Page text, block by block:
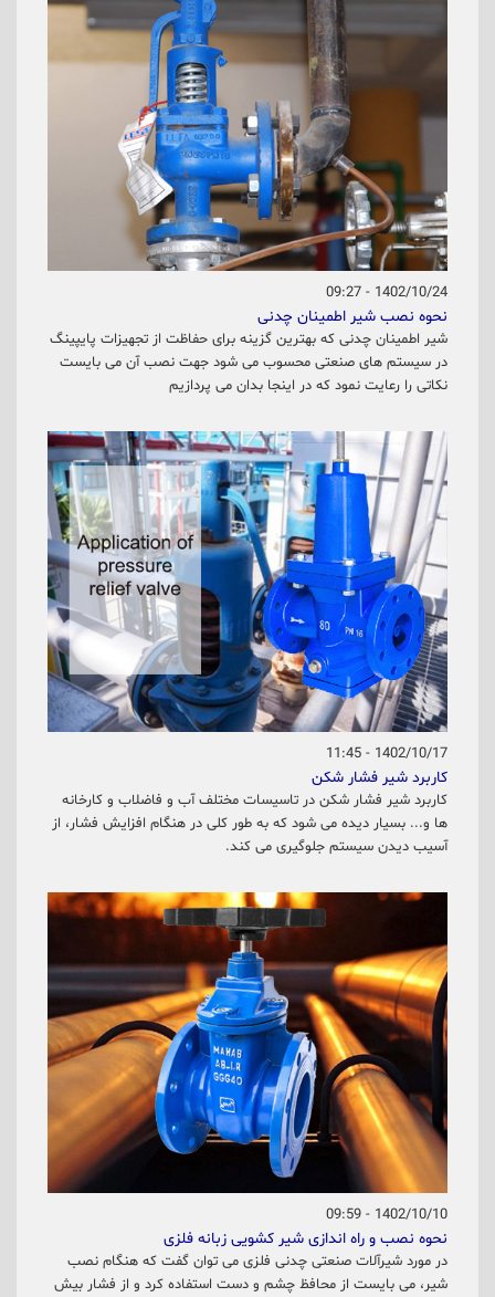
1402/10/24 - 09:27
نحوه نصب شیر اطمینان چدنی
شیر اطمینان چدنی که بهترین گزینه برای حفاظت از تجهیزات پایپینگ
در سیستم های صنعتی محسوب می شود جهت نصب آن می بایست
نکاتی را رعایت نمود که در اینجا بدان می پردازیم
1402/10/17 - 11:45
کاربرد شیر فشار شکن
کاربرد شیر فشار شکن در تاسیسات مختلف آب و فاضلاب و کارخانه
ها و... بسیار دیده می شود که به طور کلی در هنگام افزایش فشار، از
آسیب دیدن سیستم جلوگیری می کند.
1402/10/10 - 09:59
نحوه نصب و راه اندازی شیر کشویی زبانه فلزی
در مورد شیرآلات صنعتی چدنی فلزی می توان گفت که هنگام نصب
شیر، می بایست از محافظ چشم و دست استفاده کرد و از فشار بیش